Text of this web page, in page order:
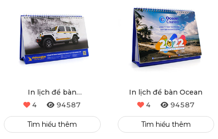
In lịch để bàn
otohoangkim
4 94587
Tìm hiểu thêm
In lịch để bàn Ocean
4
94587
Tìm hiểu thêm